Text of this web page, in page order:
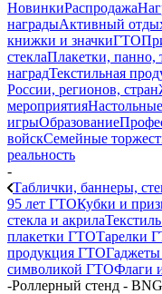
НовинкиРаспродажа
наградыАктивный
книжки и значкиГТО
стеклаПлакетки, панно,
наградТекстильная
России, регионов, стран
мероприятияНастольные
игрыОбразование
войскСемейные
реальность
-
Таблички, баннеры,
95 лет ГТОКубки и
стекла и акрила
плакетки ГТОТарелки
продукция ГТО
символикой ГТОФлаги
-Роллерный стенд -